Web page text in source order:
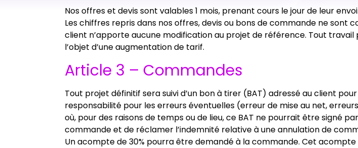
Nos offres et devis sont valables 1 mois, prenant cours le jour de leur envoi.
Les chiffres repris dans nos offres, devis ou bons de commande ne sont
client n’apporte aucune modification au projet de référence. Tout
l’objet d’une augmentation de tarif.
Article 3 – Commandes
Tout projet définitif sera suivi d’un bon à tirer (BAT) adressé au client
responsabilité pour les erreurs éventuelles (erreur de mise au net,
où, pour des raisons de temps ou de lieu, ce BAT ne pourrait être signé
commande et de réclamer l’indemnité relative à une annulation de
Un acompte de 30% pourra être demandé à la commande. Cet